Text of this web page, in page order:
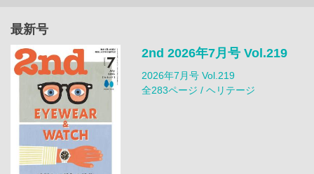
最新号
2nd 2026年7月号 Vol.219
2026年7月号 Vol.219
全283ページ / ヘリテージ